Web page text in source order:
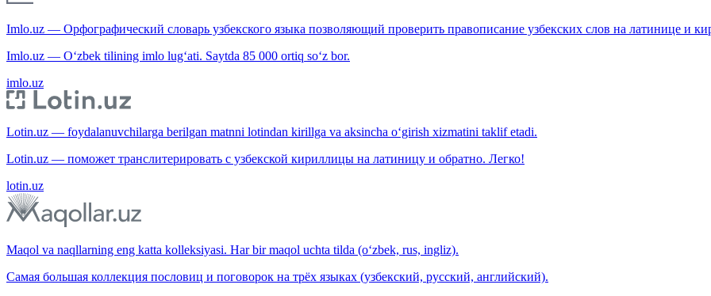
Imlo.uz — Орфографический словарь узбекского языка позволяющий проверить правописание узбекских слов на латинице и
Imlo.uz — O‘zbek tilining imlo lug‘ati. Saytda 85 000 ortiq so‘z bor.
imlo.uz
Lotin.uz — foydalanuvchilarga berilgan matnni lotindan kirillga va aksincha o‘girish xizmatini taklif etadi.
Lotin.uz — поможет транслитерировать с узбекской кириллицы на латиницу и обратно. Легко!
lotin.uz
Maqol va naqllarning eng katta kolleksiyasi. Har bir maqol uchta tilda (o‘zbek, rus, ingliz).
Самая большая коллекция пословиц и поговорок на трёх языках (узбекский, русский, английский).